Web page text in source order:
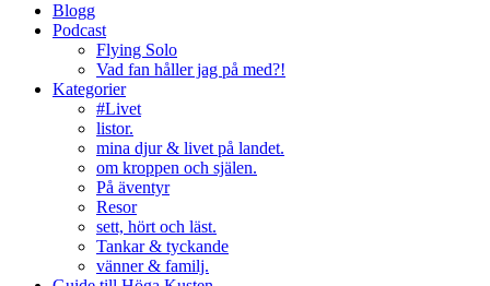
Blogg
Podcast
Flying Solo
Vad fan håller jag på med?!
Kategorier
#Livet
listor.
mina djur & livet på landet.
om kroppen och själen.
På äventyr
Resor
sett, hört och läst.
Tankar & tyckande
vänner & familj.